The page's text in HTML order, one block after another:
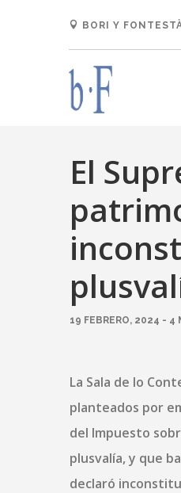
BORI Y
El
19 FEBRERO, 2024 - 4
La Sala de lo
planteados por
del Impuesto
plusvalía, y que
declaró